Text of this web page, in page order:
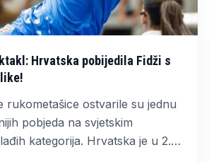
Hrvatska pobijedila Fidži s
rukometašice ostvarile su jednu
pobjeda na svjetskim
kategorija. Hrvatska je u 2.